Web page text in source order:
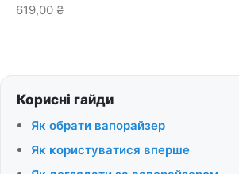
619,00 ₴
Корисні гайди
Як обрати вапорайзер
Як користуватися вперше